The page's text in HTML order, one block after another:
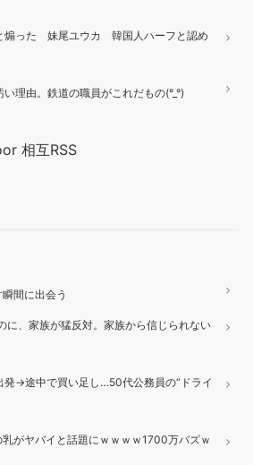
煽った 妹尾ユウカ 韓国人ハーフと認め
い理由。鉄道の職員がこれだもの(°_°)
相互RSS
間に出会う
に、家族が猛反対。家族から信じられない
発→途中で買い足し…50代公務員の“ドライ
乳がヤバイと話題にｗｗｗｗ1700万バズｗ